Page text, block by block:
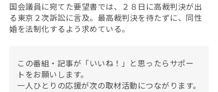
国会議員に宛てた要望書では、２８日に高裁判決が出
る東京２次訴訟に言及。最高裁判決を待たずに、同性
婚を法制化するよう求めている。
この番組・記事が「いいね！」と思ったらサポー
トをお願いします。
一人ひとりの応援が次の取材活動につながります。